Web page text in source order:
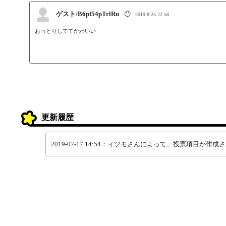
ゲスト/B6pf54pTrlRu 😶 2019-8-25 22:58
おっとりしててかわいい
更新履歴
2019-07-17 14:54：ィツモさんによって、投票項目が作成さ